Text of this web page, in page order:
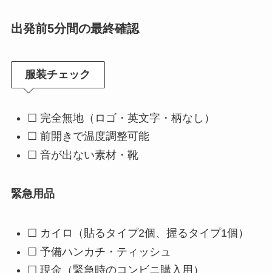
出発前5分間の最終確認
服装チェック
☐ 完全無地（ロゴ・英文字・柄なし）
☐ 前開きで温度調整可能
☐ 音が出ない素材・靴
緊急用品
☐ カイロ（貼るタイプ2個、握るタイプ1個）
☐ 予備ハンカチ・ティッシュ
☐ 現金（緊急時のコンビニ購入用）